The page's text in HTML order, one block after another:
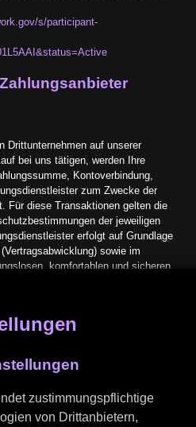
zustimmungspflichtige
von Drittanbietern,
s/participant-
Drittunternehmen auf unserer
bei uns tätigen, werden Ihre
Kontoverbindung,
zum Zwecke der
Für diese Transaktionen gelten die
der jeweiligen
erfolgt auf Grundlage
sowie im
komfortablen und sicheren
ist PayPal (Europe) S.à.r.l. et Cie,